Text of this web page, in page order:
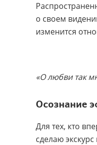
о своем
изменится
«О любви так
Осознание
Для тех, кто
сделаю